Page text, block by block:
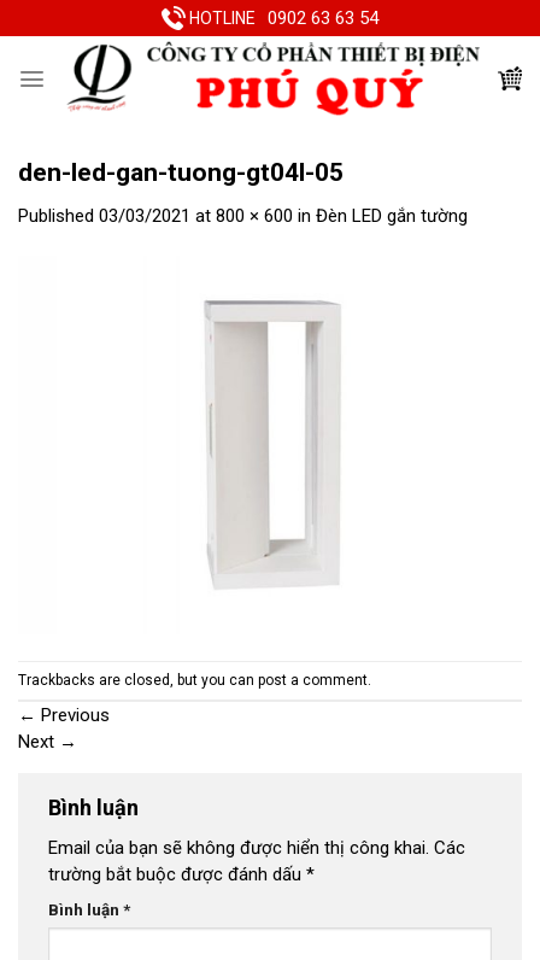
to
HOTLINE 0902 63 63 54
den-led-gan-tuong-gt04l-05
Published 03/03/2021 at 800 × 600 in Đèn LED gắn tường
Trackbacks are closed, but you can post a comment.
← Previous
Next →
Bình luận
Email của bạn sẽ không được hiển thị công khai. Các
trường bắt buộc được đánh dấu *
Bình luận *